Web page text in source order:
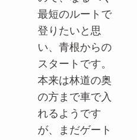
最短のルートで
登りたいと思
い、青根からの
スタートです。
本来は林道の奥
の方まで車で入
れるようです
が、まだゲート